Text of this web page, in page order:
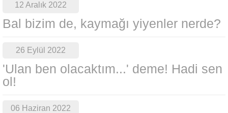
12 Aralık 2022
Bal bizim de, kaymağı yiyenler nerde?
26 Eylül 2022
'Ulan ben olacaktım...' deme! Hadi sen
ol!
06 Haziran 2022